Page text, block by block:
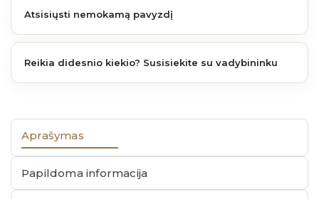
Atsisiųsti nemokamą pavyzdį
Reikia didesnio kiekio? Susisiekite su vadybininku
Aprašymas
Papildoma informacija